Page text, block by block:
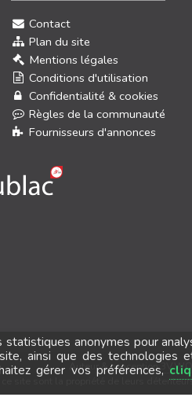
Contact
Plan du site
Mentions légales
Conditions d'utilisation
Confidentialité & cookies
Règles de la communauté
Fournisseurs d'annonces
Auteur & conception
site sont la propriété de leurs
anonymes pour
ainsi que des technologies
gérer vos préférences,